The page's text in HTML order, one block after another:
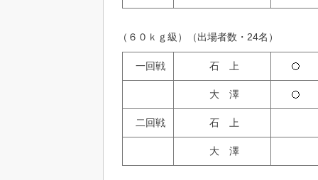
（６０ｋｇ級）（出場者数・24名）
一回戦 石 上
大 澤
二回戦 石 上
大 澤